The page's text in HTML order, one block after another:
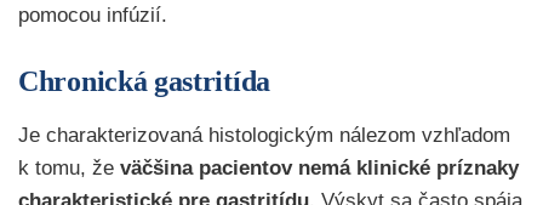
pomocou infúzií.
Chronická gastritída
Je charakterizovaná histologickým nálezom vzhľadom
k tomu, že väčšina pacientov nemá klinické príznaky